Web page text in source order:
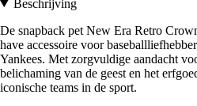
Beschrijving
De snapback pet New Era Retro
have accessoire voor
Yankees. Met zorgvuldige aandacht
belichaming van de geest en het
iconische teams in de sport.